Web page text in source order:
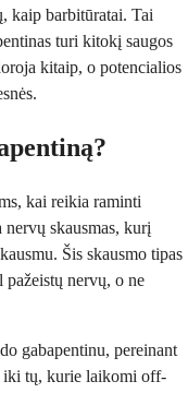
kaip barbitūratai. Tai
turi kitokį saugos
kitaip, o potencialios
kai reikia raminti
skausmas, kurį
Šis skausmo tipas
pažeistų nervų, o ne
gabapentinu, pereinant
iki tų, kurie laikomi off-